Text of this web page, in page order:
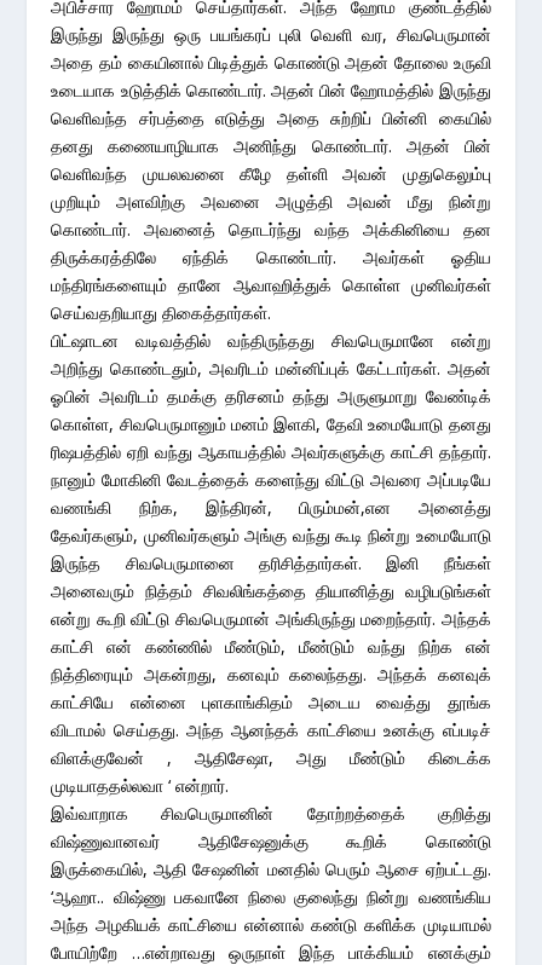
அபிச்சார ஹோமம் செய்தார்கள். அந்த ஹோம குண்டத்தில்
இருந்து இருந்து ஒரு பயங்கரப் புலி வெளி வர, சிவபெருமான்
அதை தம் கையினால் பிடித்துக் கொண்டு அதன் தோலை உருவி
உடையாக உடுத்திக் கொண்டார். அதன் பின் ஹோமத்தில் இருந்து
வெளிவந்த சர்பத்தை எடுத்து அதை சுற்றிப் பின்னி கையில்
தனது கணையாழியாக அணிந்து கொண்டார். அதன் பின்
வெளிவந்த முயலவனை கீழே தள்ளி அவன் முதுகெலும்பு
முறியும் அளவிற்கு அவனை அழுத்தி அவன் மீது நின்று
கொண்டார். அவனைத் தொடர்ந்து வந்த அக்கினியை தன
திருக்கரத்திலே ஏந்திக் கொண்டார். அவர்கள் ஓதிய
மந்திரங்களையும் தானே ஆவாஹித்துக் கொள்ள முனிவர்கள்
செய்வதறியாது திகைத்தார்கள்.
பிட்ஷாடன வடிவத்தில் வந்திருந்தது சிவபெருமானே என்று
அறிந்து கொண்டதும், அவரிடம் மன்னிப்புக் கேட்டார்கள். அதன்
ஓபின் அவரிடம் தமக்கு தரிசனம் தந்து அருளுமாறு வேண்டிக்
கொள்ள, சிவபெருமானும் மனம் இளகி, தேவி உமையோடு தனது
ரிஷபத்தில் ஏறி வந்து ஆகாயத்தில் அவர்களுக்கு காட்சி தந்தார்.
நானும் மோகினி வேடத்தைக் களைந்து விட்டு அவரை அப்படியே
வணங்கி நிற்க, இந்திரன், பிரும்மன்,என அனைத்து
தேவர்களும், முனிவர்களும் அங்கு வந்து கூடி நின்று உமையோடு
இருந்த சிவபெருமானை தரிசித்தார்கள். இனி நீங்கள்
அனைவரும் நித்தம் சிவலிங்கத்தை தியானித்து வழிபடுங்கள்
என்று கூறி விட்டு சிவபெருமான் அங்கிருந்து மறைந்தார். அந்தக்
காட்சி என் கண்ணில் மீண்டும், மீண்டும் வந்து நிற்க என்
நித்திரையும் அகன்றது, கனவும் கலைந்தது. அந்தக் கனவுக்
காட்சியே என்னை புளகாங்கிதம் அடைய வைத்து தூங்க
விடாமல் செய்தது. அந்த ஆனந்தக் காட்சியை உனக்கு எப்படிச்
விளக்குவேன் , ஆதிசேஷா, அது மீண்டும் கிடைக்க
முடியாததல்லவா ‘ என்றார்.
இவ்வாறாக சிவபெருமானின் தோற்றத்தைக் குறித்து
விஷ்ணுவானவர் ஆதிசேஷனுக்கு கூறிக் கொண்டு
இருக்கையில், ஆதி சேஷனின் மனதில் பெரும் ஆசை ஏற்பட்டது.
‘ஆஹா.. விஷ்ணு பகவானே நிலை குலைந்து நின்று வணங்கிய
அந்த அழகியக் காட்சியை என்னால் கண்டு களிக்க முடியாமல்
போயிற்றே …என்றாவது ஒருநாள் இந்த பாக்கியம் எனக்கும்